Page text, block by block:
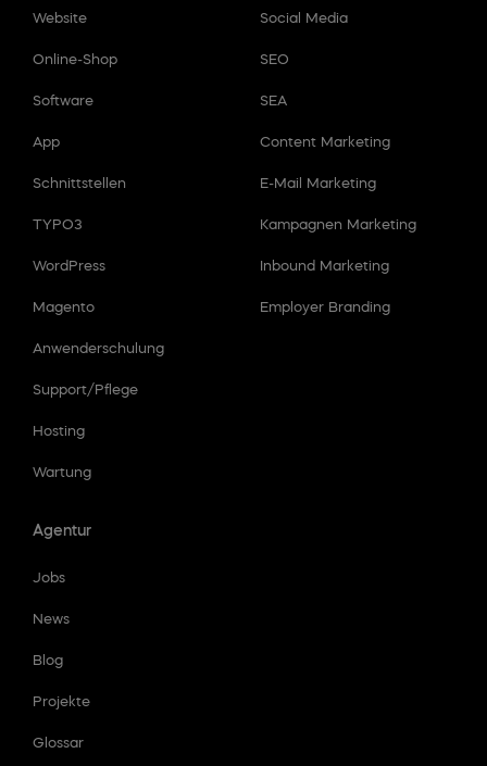
Website
Online-Shop
Software
App
Schnittstellen
TYPO3
WordPress
Magento
Anwenderschulung
Support/Pflege
Hosting
Wartung
Social Media
SEO
SEA
Content Marketing
E-Mail Marketing
Kampagnen Marketing
Inbound Marketing
Employer Branding
Agentur
Jobs
News
Blog
Projekte
Glossar